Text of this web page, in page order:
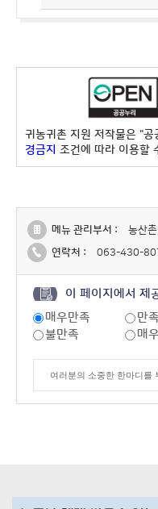
귀농귀촌 지원 저작물은 "공
경금지 조건에 따라 이용할
메뉴 관리부서 :
농산
연락처 :
063-430-
이 페이지에서 제
매우만족
만족
불만족
매